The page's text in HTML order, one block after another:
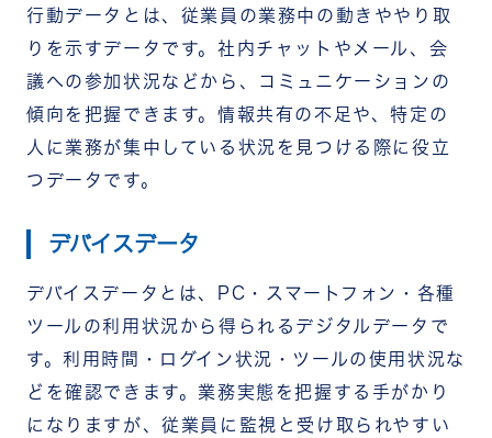
行動データとは、従業員の業務中の動きややり取
りを示すデータです。社内チャットやメール、会
議への参加状況などから、コミュニケーションの
傾向を把握できます。 情報共有の不足や、特定の
人に業務が集中している状況を見つける際に役立
つデータです。
デバイスデータ
デバイスデータとは、PC・スマートフォン・各種
ツールの利用状況から得られるデジタルデータで
す。利用時間・ログイン状況・ツールの使用状況な
どを確認できます。業務実態を把握する手がかり
になりますが、従業員に監視と受け取られやすい